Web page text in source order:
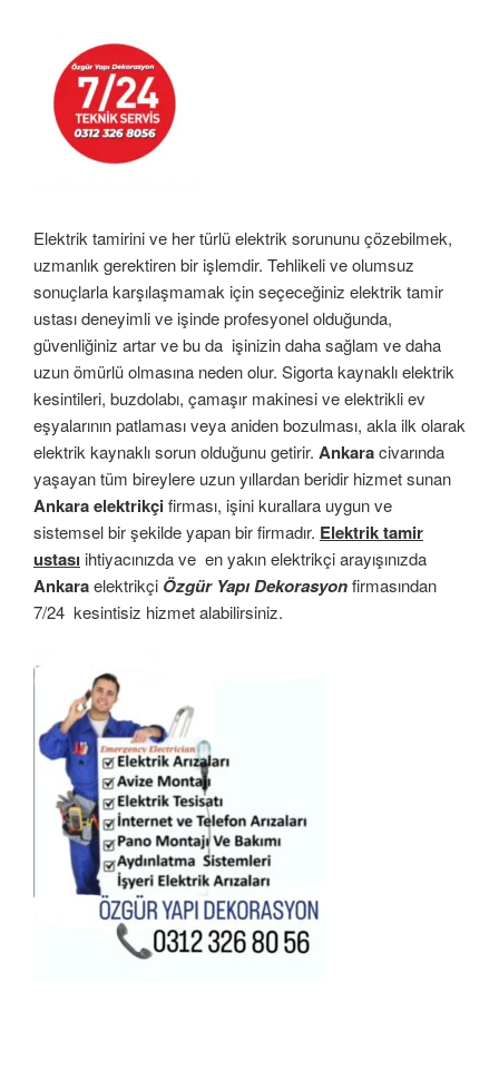
Elektrik tamirini ve her türlü elektrik sorununu çözebilmek,
uzmanlık gerektiren bir işlemdir. Tehlikeli ve olumsuz
sonuçlarla karşılaşmamak için seçeceğiniz elektrik tamir
ustası deneyimli ve işinde profesyonel olduğunda,
güvenliğiniz artar ve bu da işinizin daha sağlam ve daha
uzun ömürlü olmasına neden olur. Sigorta kaynaklı elektrik
kesintileri, buzdolabı, çamaşır makinesi ve elektrikli ev
eşyalarının patlaması veya aniden bozulması, akla ilk olarak
elektrik kaynaklı sorun olduğunu getirir. Ankaracivarında
yaşayan tüm bireylere uzun yıllardan beridir hizmet sunan
Ankara elektrikçifirması, işini kurallara uygun ve
sistemsel bir şekilde yapan bir firmadır. Elektrik tamir
ustası ihtiyacınızda ve en yakın elektrikçi arayışınızda
Ankaraelektrikçi Özgür Yapı Dekorasyonfirmasından
7/24 kesintisiz hizmet alabilirsiniz.